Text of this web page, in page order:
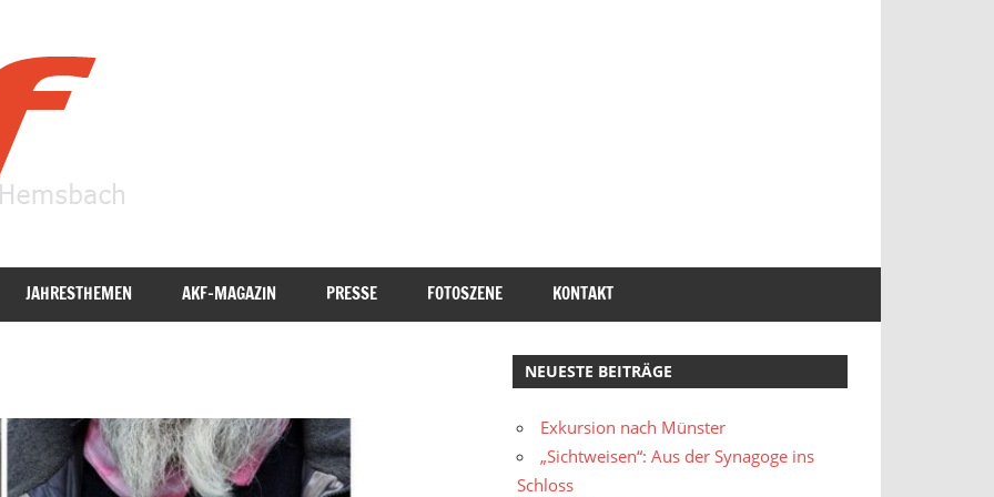
JAHRESTHEMEN AKF-MAGAZIN PRESSE FOTOSZENE KONTAKT
NEUESTE BEITRÄGE
Exkursion nach Münster
„Sichtweisen“: Aus der Synagoge ins
Schloss